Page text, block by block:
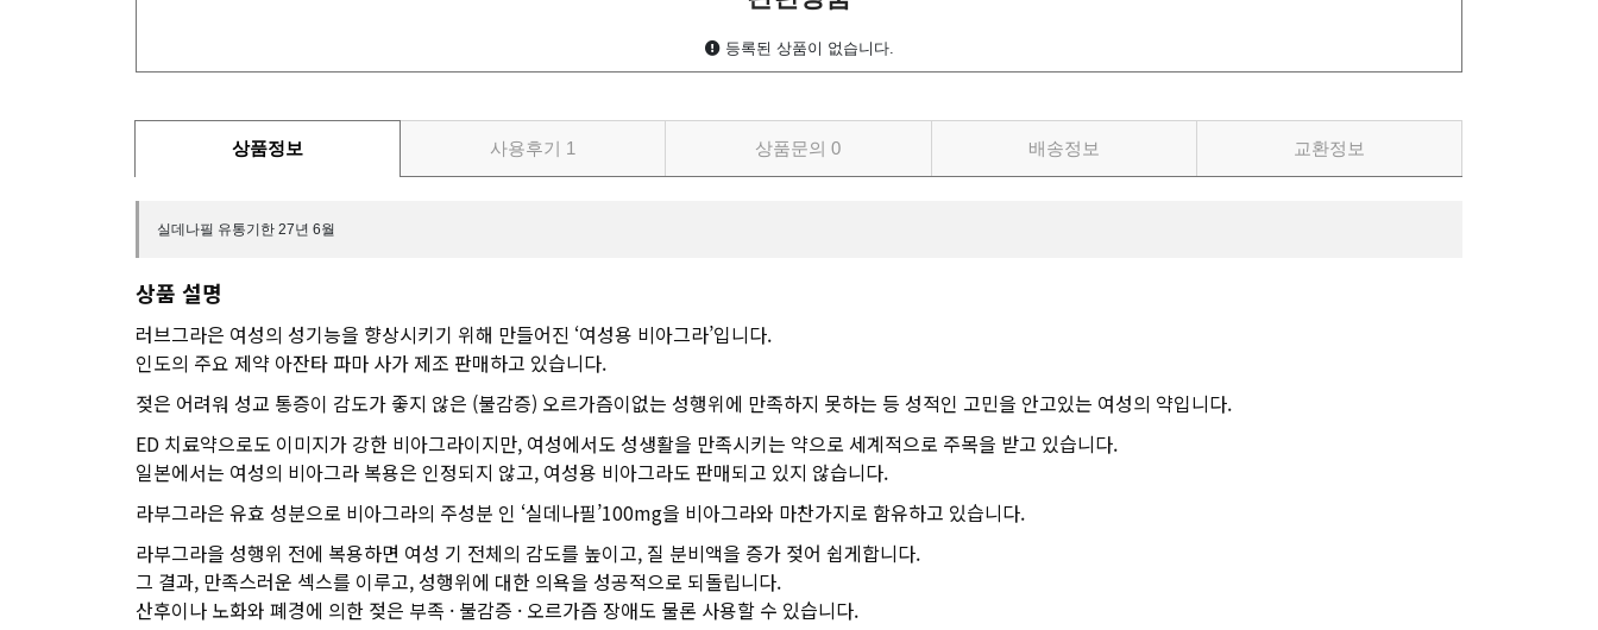
등록된 상품이 없습니다.
상품정보 사용후기 1 상품문의0 배송정보 교환정보
실데나필 유통기한 27년 6월
상품 설명
러브그라은 여성의 성기능을 향상시키기 위해 만들어진 ‘여성용 비아그라’입니다.
인도의 주요 제약 아잔타 파마 사가 제조 판매하고 있습니다.
젖은 어려워 성교 통증이 감도가 좋지 않은 (불감증) 오르가즘이없는 성행위에 만족하지 못하는 등 성적인 고민을 안고있는 여성의 약입니다.
ED 치료약으로도 이미지가 강한 비아그라이지만, 여성에서도 성생활을 만족시키는 약으로 세계적으로 주목을 받고 있습니다.
일본에서는 여성의 비아그라 복용은 인정되지 않고, 여성용 비아그라도 판매되고 있지 않습니다.
라부그라은 유효 성분으로 비아그라의 주성분 인 ‘실데나필’100mg을 비아그라와 마찬가지로 함유하고 있습니다.
라부그라을 성행위 전에 복용하면 여성 기 전체의 감도를 높이고, 질 분비액을 증가 젖어 쉽게합니다.
그 결과, 만족스러운 섹스를 이루고, 성행위에 대한 의욕을 성공적으로 되돌립니다.
산후이나 노화와 폐경에 의한 젖은 부족 · 불감증 · 오르가즘 장애도 물론 사용할 수 있습니다.